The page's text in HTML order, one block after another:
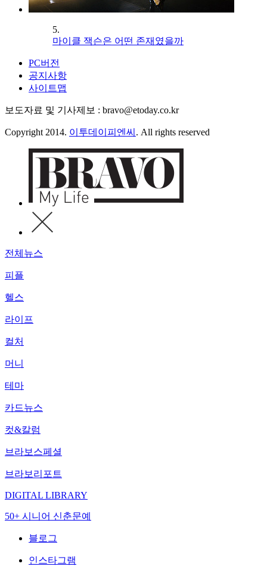
5.
마이클 잭슨은 어떤 존재였을까
PC버전
공지사항
사이트맵
보도자료 및 기사제보 : bravo@etoday.co.kr
Copyright 2014. 이투데이피엔씨 . All rights reserved
전체뉴스
피플
헬스
라이프
컬처
머니
테마
카드뉴스
컷&칼럼
브라보스페셜
브라보리포트
DIGITAL LIBRARY
50+ 시니어 신춘문예
블로그
인스타그램